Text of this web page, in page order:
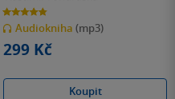
4.8
z
5
hvězdiček
Audiokniha (mp3)
299 Kč
Koupit